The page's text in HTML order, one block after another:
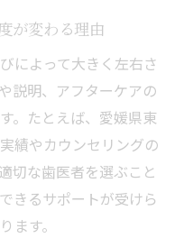
医者に相談すべき
保険の関係
治療費の内訳と注
医者ごとの違いに
が変わる理由
によって大きく左右さ
説明、アフターケアの
。たとえば、愛媛県東
績やカウンセリングの
切な歯医者を選ぶこと
きるサポートが受けら
ます。